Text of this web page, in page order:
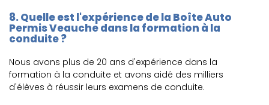
8. Quelle est l'expérience de la Boîte Auto
Permis Veauche dans la formation à la
conduite ?
Nous avons plus de 20 ans d'expérience dans la
formation à la conduite et avons aidé des milliers
d'élèves à réussir leurs examens de conduite.